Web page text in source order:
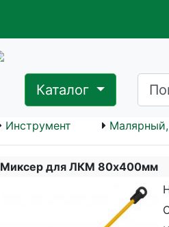
Каталог
Инструмент
Миксер для ЛКМ 80х400мм